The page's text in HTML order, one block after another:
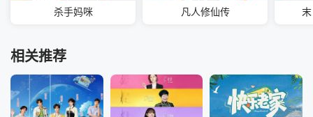
杀手妈咪 凡人修仙传
相关推荐